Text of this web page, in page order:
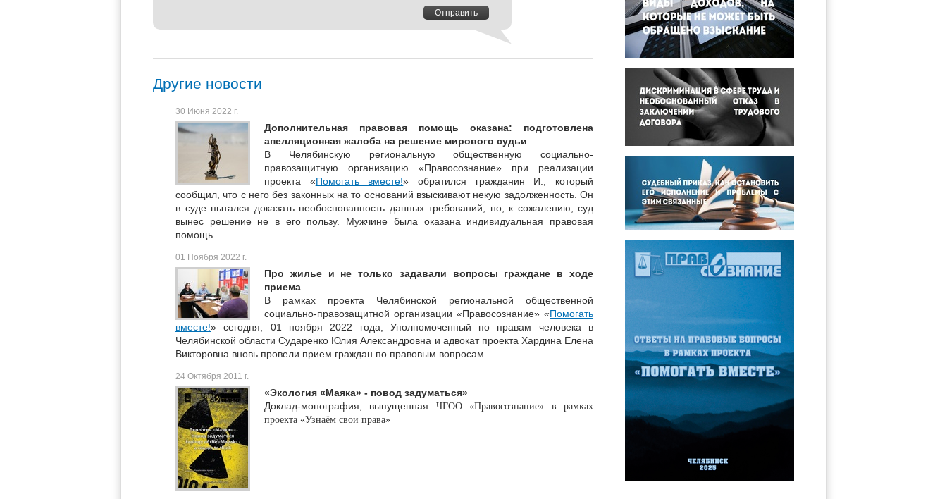
Отправить
Другие новости
30 Июня 2022 г.
Дополнительная правовая помощь оказана: подготовлена
апелляционная жалоба на решение мирового судьи
В Челябинскую региональную общественную социально-
правозащитную организацию «Правосознание» при реализации
проекта «Помогать вместе!» обратился гражданин И., который
сообщил, что с него без законных на то оснований взыскивают некую задолженность. Он
в суде пытался доказать необоснованность данных требований, но, к сожалению, суд
вынес решение не в его пользу. Мужчине была оказана индивидуальная правовая
помощь.
01 Ноября 2022 г.
Про жилье и не только задавали вопросы граждане в ходе
приема
В рамках проекта Челябинской региональной общественной
социально-правозащитной организации «Правосознание» «Помогать
вместе!» сегодня, 01 ноября 2022 года, Уполномоченный по правам человека в
Челябинской области Сударенко Юлия Александровна и адвокат проекта Хардина Елена
Викторовна вновь провели прием граждан по правовым вопросам.
24 Октября 2011 г.
«Экология «Маяка» - повод задуматься»
Доклад-монография, выпущенная ЧГОО «Правосознание» в рамках
проекта «Узнаём свои права»